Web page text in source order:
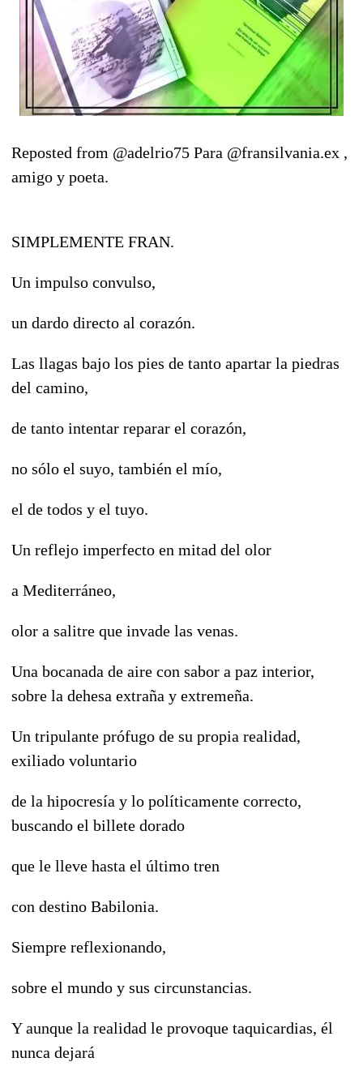
Reposted from @adelrio75 Para @fransilvania.ex ,
amigo y poeta.
SIMPLEMENTE FRAN.
Un impulso convulso,
un dardo directo al corazón.
Las llagas bajo los pies de tanto apartar la piedras
del camino,
de tanto intentar reparar el corazón,
no sólo el suyo, también el mío,
el de todos y el tuyo.
Un reflejo imperfecto en mitad del olor
a Mediterráneo,
olor a salitre que invade las venas.
Una bocanada de aire con sabor a paz interior,
sobre la dehesa extraña y extremeña.
Un tripulante prófugo de su propia realidad,
exiliado voluntario
de la hipocresía y lo políticamente correcto,
buscando el billete dorado
que le lleve hasta el último tren
con destino Babilonia.
Siempre reflexionando,
sobre el mundo y sus circunstancias.
Y aunque la realidad le provoque taquicardias, él
nunca dejará